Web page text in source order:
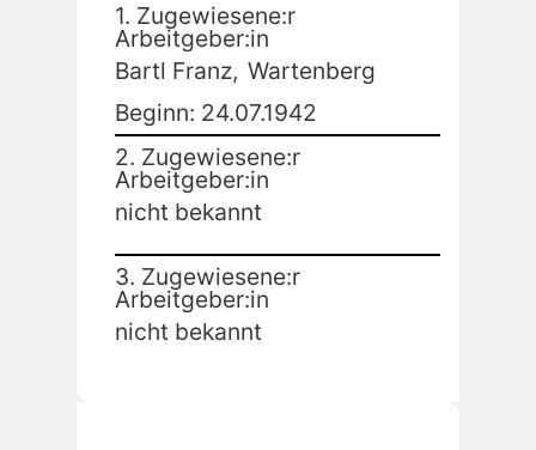
1. Zugewiesene:r
Arbeitgeber:in
Bartl Franz, Wartenberg
Beginn: 24.07.1942
2. Zugewiesene:r
Arbeitgeber:in
nicht bekannt
3. Zugewiesene:r
Arbeitgeber:in
nicht bekannt